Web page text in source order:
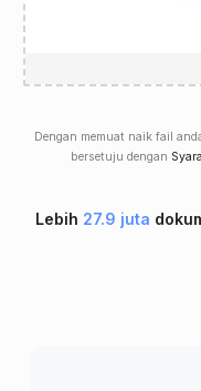
Dengan memuat naik fail
bersetuju dengan
Lebih 27.9 juta